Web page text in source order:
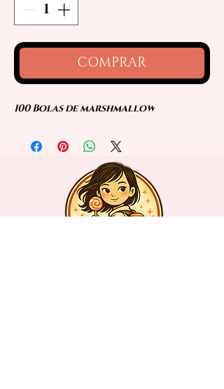
COMPRAR
100 Bolas de marshmallow